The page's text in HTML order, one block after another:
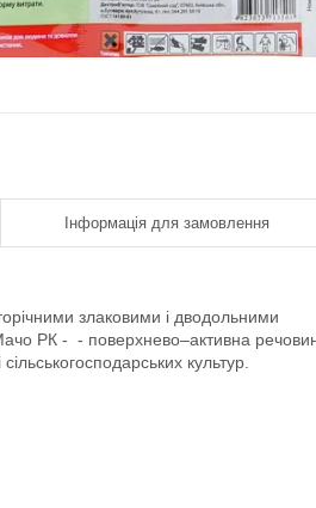
Інформація для замовлення
злаковими і дводольними
РК - - поверхнево–активна
культур.